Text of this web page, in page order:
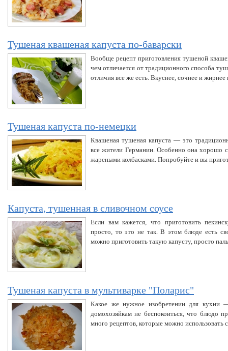
Тушеная квашеная капуста по-баварски
Вообще рецепт приготовления тушеной
чем отличается от традиционного способа
отличия все же есть. Вкуснее, сочнее и жирнее
Тушеная капуста по-немецки
Квашеная тушеная капуста — это
все жители Германии. Особенно она хорошо
жареными колбасками. Попробуйте и вы
Капуста, тушенная в сливочном соусе
Если вам кажется, что приготовить
просто, то это не так. В этом блюде есть
можно приготовить такую капусту, просто
Тушеная капуста в мультиварке "Поларис"
Какое же нужное изобретении для кухни
домохозяйкам не беспокоиться, что блюдо
много рецептов, которые можно использовать